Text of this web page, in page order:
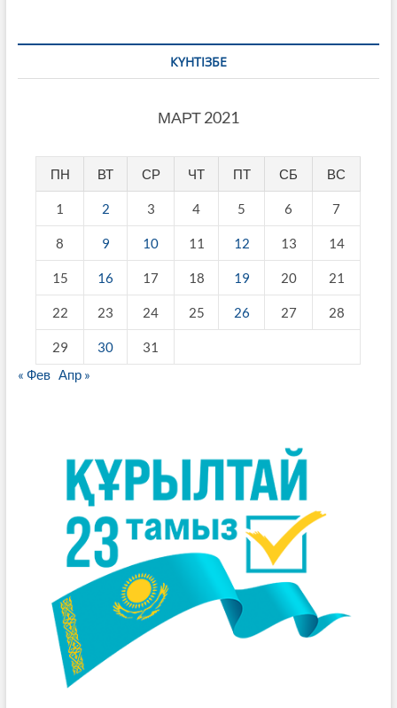
КҮНТІЗБЕ
МАРТ 2021
ПН ВТ СР ЧТ ПТ СБ ВС
1 2 3 4 5 6 7
8 9 10 11 12 13 14
15 16 17 18 19 20 21
22 23 24 25 26 27 28
29 30
31
« Фев Апр »